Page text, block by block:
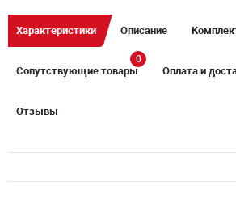
Характеристики Описание
Сопутствующие товары
0
Оплата и
Отзывы